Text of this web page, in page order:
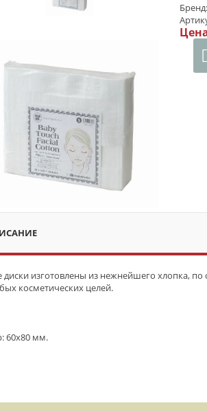
Бренд:
диски изготовлены из нежнейшего хлопка,
косметических целей.
60х80 мм.